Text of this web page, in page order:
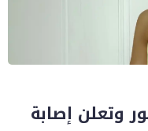
وتعلن إصابة